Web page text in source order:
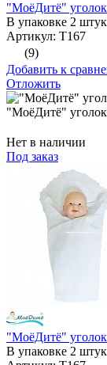
"МоёДитё"
В упаковке 2
Артикул: Т167
(9)
Добавить к
Отложить
"МоёДитё"
Нет в наличии
Под заказ
"МоёДитё"
В упаковке 2